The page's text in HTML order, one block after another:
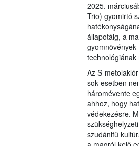
2025.
Trio) gyomirtó
állapotáig, a
technológiának
Az S-
sok esetben
háromévente
ahhoz, hogy
védekezésre.
szudánifű